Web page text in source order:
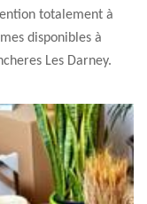
totalement à
disponibles à
Les Darney.